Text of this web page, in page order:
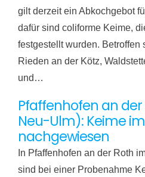
gilt derzeit ein Abkochgebot
dafür sind coliforme Keime,
festgestellt wurden. Betroffen
Rieden an der Kötz,
und…
Pfaffenhofen an
Neu-Ulm): Keime
nachgewiesen
In Pfaffenhofen an der Roth
sind bei einer Probenahme